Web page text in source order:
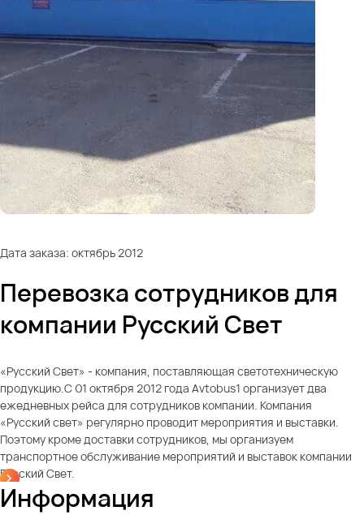
Дата заказа: октябрь 2012
Перевозка сотрудников для
компании Русский Свет
«Русский Свет» - компания, поставляющая светотехническую
продукцию.С 01 октября 2012 года Avtobus1 организует два
ежедневных рейса для сотрудников компании. Компания
«Русский свет» регулярно проводит мероприятия и выставки.
Поэтому кроме доставки сотрудников, мы организуем
транспортное обслуживание мероприятий и выставок компании
Русский Свет.
Информация